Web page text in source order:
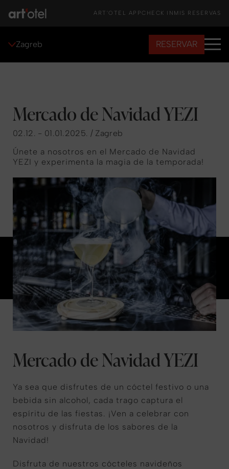
ART'OTEL APPCHECK IN MIS RESERVAS
Zagreb RESERVAR
Mercado de Navidad YEZI
02.12. - 01.01.2025. / Zagreb
Únete a nosotros en el Mercado de Navidad
YEZI y experimenta la magia de la temporada!
Mercado de Navidad YEZI
Ya sea que disfrutes de un cóctel festivo o una
bebida sin alcohol, cada trago captura el
espíritu de las fiestas. ¡Ven a celebrar con
nosotros y disfruta de los sabores de la
Navidad!
Disfruta de nuestros cócteles navideños